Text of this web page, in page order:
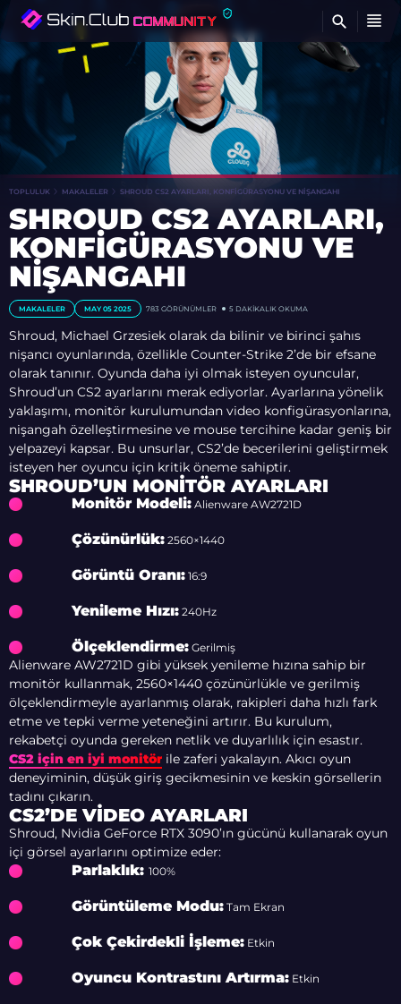
TOPLULUK MAKALELER SHROUD CS2 AYARLARI, KONFIGÜRASYONU VE NIŞANGAHI
SHROUD CS2 AYARLARI,
KONFIGÜRASYONU VE
NIŞANGAHI
MAKALELER MAY 05 2025 783 GÖRÜNÜMLER 5 DAKIKALIK OKUMA
Shroud, Michael Grzesiek olarak da bilinir ve birinci şahıs
nişancı oyunlarında, özellikle Counter-Strike 2’de bir efsane
olarak tanınır. Oyunda daha iyi olmak isteyen oyuncular,
Shroud’un CS2 ayarlarını merak ediyorlar. Ayarlarına yönelik
yaklaşımı, monitör kurulumundan video konfigürasyonlarına,
nişangah özelleştirmesine ve mouse tercihine kadar geniş bir
yelpazeyi kapsar. Bu unsurlar, CS2’de becerilerini geliştirmek
isteyen her oyuncu için kritik öneme sahiptir.
SHROUD’UN MONITÖR AYARLARI
Monitör Modeli: Alienware AW2721D
Çözünürlük: 2560×1440
Görüntü Oranı: 16:9
Yenileme Hızı: 240Hz
Ölçeklendirme: Gerilmiş
Alienware AW2721D gibi yüksek yenileme hızına sahip bir
monitör kullanmak, 2560×1440 çözünürlükle ve gerilmiş
ölçeklendirmeyle ayarlanmış olarak, rakipleri daha hızlı fark
etme ve tepki verme yeteneğini artırır. Bu kurulum,
rekabetçi oyunda gereken netlik ve duyarlılık için esastır.
CS2 için en iyi monitör ile zaferi yakalayın. Akıcı oyun
deneyiminin, düşük giriş gecikmesinin ve keskin görsellerin
tadını çıkarın.
CS2’DE VIDEO AYARLARI
Shroud, Nvidia GeForce RTX 3090’ın gücünü kullanarak oyun
içi görsel ayarlarını optimize eder:
Parlaklık: 100%
Görüntüleme Modu: Tam Ekran
Çok Çekirdekli İşleme: Etkin
Oyuncu Kontrastını Artırma: Etkin